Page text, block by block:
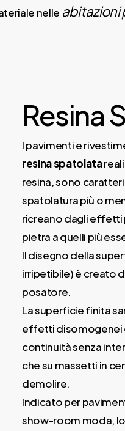
nelle abitazioni
Resina
I pavimenti e
resinaspatolata
resina, sono
spatolatura più o
ricreano dagli effetti
pietra a quelli più
Il disegno della
irripetibile) è creato
posatore.
La superficie finita
effetti disomogenei
continuità senza
che su massetti in
demolire.
Indicato per
show-room moda,